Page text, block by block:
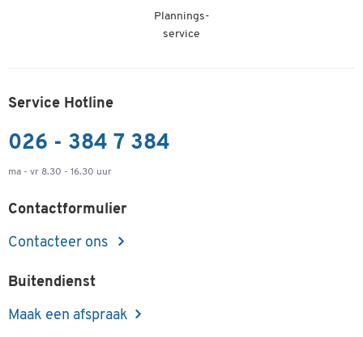
Plannings-
service
Service Hotline
026 - 384 7 384
ma - vr 8.30 - 16.30 uur
Contactformulier
Contacteer ons
Buitendienst
Maak een afspraak